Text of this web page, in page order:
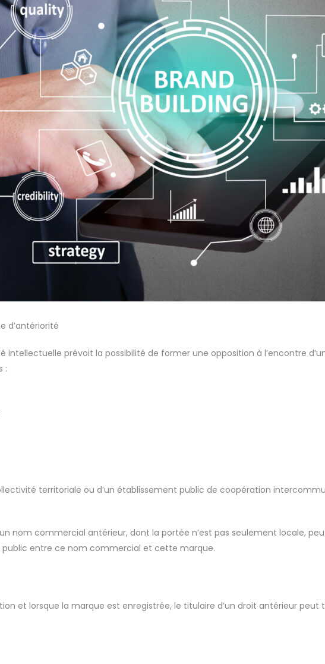
d’antériorité
intellectuelle prévoit la possibilité de former une opposition à l’encontre
:
territoriale ou d’un établissement public de coopération
nom commercial antérieur, dont la portée n’est pas seulement locale,
public entre ce nom commercial et cette marque.
et lorsque la marque est enregistrée, le titulaire d’un droit antérieur